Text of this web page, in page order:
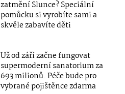
zatmění Slunce? Speciální
pomůcku si vyrobíte sami a
skvěle zabavíte děti
Už od září začne fungovat
supermoderní sanatorium za
693 milionů. Péče bude pro
vybrané pojištěnce zdarma